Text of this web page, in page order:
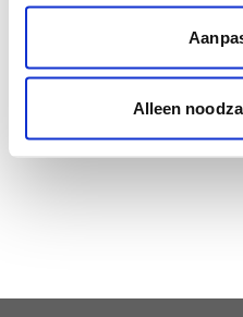
Alleen
Krijg kleuradvies
en je meubels.
Krijg ineens een